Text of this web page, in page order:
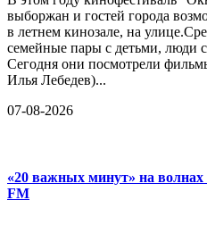
выборжан и гостей города
в летнем кинозале, на
семейные пары с детьми, люди
Сегодня они посмотрели
Илья Лебедев)...
07-08-2026
«20 важных минут» на
FM